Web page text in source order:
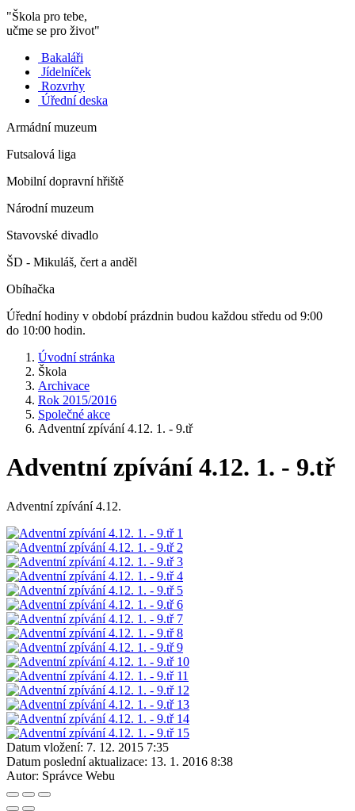
"Škola pro tebe,
učme se pro život"
Bakaláři
Jídelníček
Rozvrhy
Úřední deska
Armádní muzeum
Futsalová liga
Mobilní dopravní hřiště
Národní muzeum
Stavovské divadlo
ŠD - Mikuláš, čert a anděl
Obíhačka
Úřední hodiny v období prázdnin budou každou středu od 9:00
do 10:00 hodin.
Úvodní stránka
Škola
Archivace
Rok 2015/2016
Společné akce
Adventní zpívání 4.12. 1. - 9.tř
Adventní zpívání 4.12. 1. - 9.tř
Adventní zpívání 4.12.
Datum vložení: 7. 12. 2015 7:35
Datum poslední aktualizace: 13. 1. 2016 8:38
Autor: Správce Webu